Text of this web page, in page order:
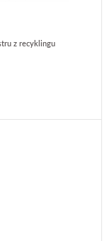
z recyklingu